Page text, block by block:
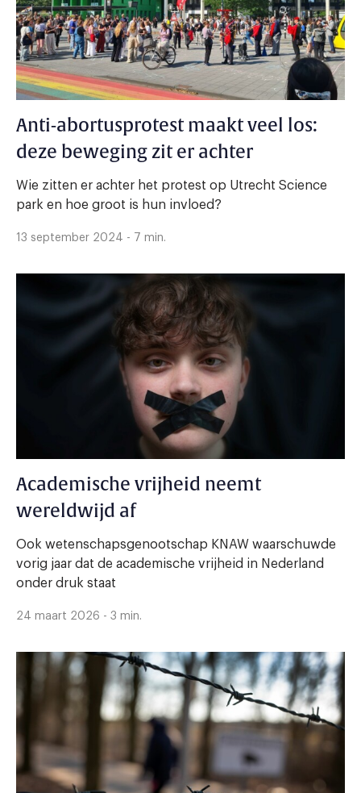
Anti-abortusprotest maakt veel los:
deze beweging zit er achter
Wie zitten er achter het protest op Utrecht Science
park en hoe groot is hun invloed?
13 september 2024 - 7 min.
Academische vrijheid neemt
wereldwijd af
Ook wetenschapsgenootschap KNAW waarschuwde
vorig jaar dat de academische vrijheid in Nederland
onder druk staat
24 maart 2026 - 3 min.